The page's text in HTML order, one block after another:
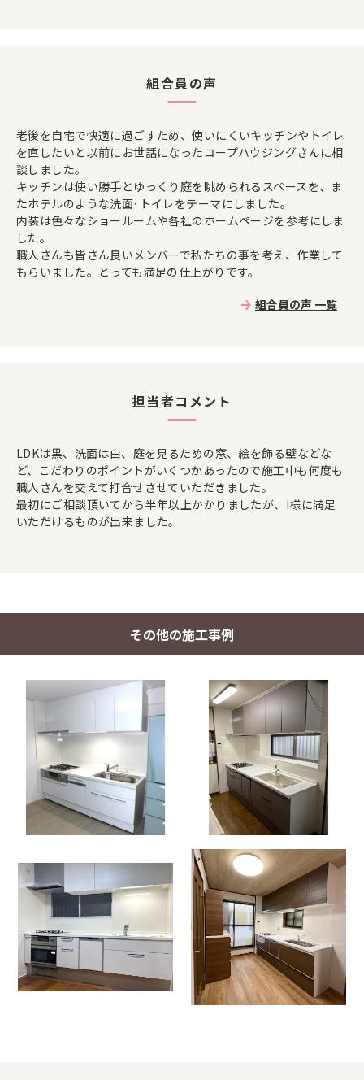
組合員の声
老後を自宅で快適に過ごすため、使いにくいキッチンやトイレ
を直したいと以前にお世話になったコープハウジングさんに相
談しました。
キッチンは使い勝手とゆっくり庭を眺められるスペースを、ま
たホテルのような洗面･トイレをテーマにしました。
内装は色々なショールームや各社のホームページを参考にしま
した。
職人さんも皆さん良いメンバーで私たちの事を考え、作業して
もらいました。とっても満足の仕上がりです。
組合員の声 一覧
担当者コメント
LDKは黒、洗面は白、庭を見るための窓、絵を飾る壁などな
ど、こだわりのポイントがいくつかあったので施工中も何度も
職人さんを交えて打合せさせていただきました。
最初にご相談頂いてから半年以上かかりましたが、I様に満足
いただけるものが出来ました。
その他の施工事例